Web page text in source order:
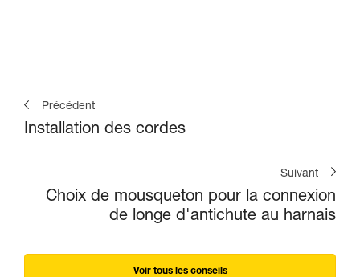
Précédent
Installation des cordes
Suivant
Choix de mousqueton pour la connexion
de longe d'antichute au harnais
Voir tous les conseils